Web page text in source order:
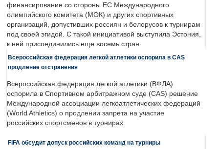
финансирование со стороны ЕС Международного
олимпийского комитета (МОК) и других спортивных
организаций, допустивших россиян и белорусов к турнирам
под своей эгидой. С такой инициативой выступила Эстония,
к ней присоединились еще восемь стран.
Всероссийская федерация легкой атлетики оспорила в CAS
продление отстранения
Всероссийская федерация легкой атлетики (ВФЛА)
оспорила в Спортивном арбитражном суде (CAS) решение
Международной ассоциации легкоатлетических федераций
(World Athletics) о продлении запрета на участие
российских спортсменов в турнирах.
FIFA обсудит допуск российских команд на турниры